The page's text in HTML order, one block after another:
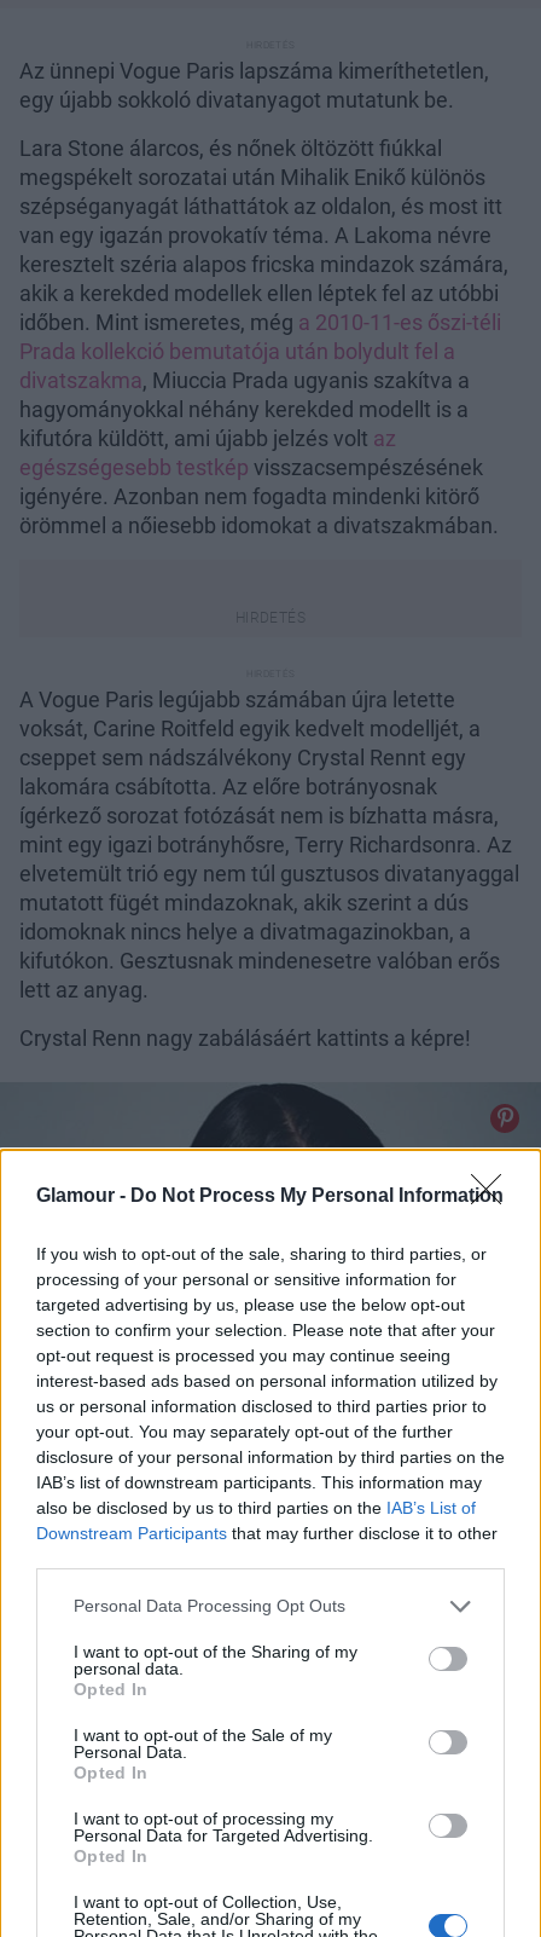
Glamour - Do Not Process My Personal Information
If you wish to opt-out of the sale, sharing to third parties, or
processing of your personal or sensitive information for
targeted advertising by us, please use the below opt-out
section to confirm your selection. Please note that after your
opt-out request is processed you may continue seeing
interest-based ads based on personal information utilized by
us or personal information disclosed to third parties prior to
your opt-out. You may separately opt-out of the further
disclosure of your personal information by third parties on the
IAB’s list of downstream participants. This information may
also be disclosed by us to third parties on the IAB’s List of
Downstream Participants that may further disclose it to other
Please note that this website/app uses one or more Google
not limited to your visit or usage behaviour. You may click to
grant or deny consent to Google and its third-party tags to
use your data for below specified purposes in below Google
consent section.
Personal Data Processing Opt Outs
I want to opt-out of the Sharing of my
personal data.
Opted In
I want to opt-out of the Sale of my
Personal Data.
Opted In
I want to opt-out of processing my
Personal Data for Targeted Advertising.
Opted In
I want to opt-out of Collection, Use,
Retention, Sale, and/or Sharing of my
Az ünnepi Vogue Paris lapszáma kimeríthetetlen,
egy újabb sokkoló divatanyagot mutatunk be.
Lara Stone álarcos, és nőnek öltözött fiúkkal
megspékelt sorozatai után Mihalik Enikő különös
szépséganyagát láthattátok az oldalon, és most itt
van egy igazán provokatív téma. A Lakoma névre
keresztelt széria alapos fricska mindazok számára,
akik a kerekded modellek ellen léptek fel az utóbbi
időben. Mint ismeretes, még a 2010-11-es őszi-téli
Prada kollekció bemutatója után bolydult fel a
divatszakma, Miuccia Prada ugyanis szakítva a
hagyományokkal néhány kerekded modellt is a
kifutóra küldött, ami újabb jelzés volt az
egészségesebb testkép visszacsempészésének
igényére. Azonban nem fogadta mindenki kitörő
örömmel a nőiesebb idomokat a divatszakmában.
A Vogue Paris legújabb számában újra letette
voksát, Carine Roitfeld egyik kedvelt modelljét, a
cseppet sem nádszálvékony Crystal Rennt egy
lakomára csábította. Az előre botrányosnak
ígérkező sorozat fotózását nem is bízhatta másra,
mint egy igazi botrányhősre, Terry Richardsonra. Az
elvetemült trió egy nem túl gusztusos divatanyaggal
mutatott fügét mindazoknak, akik szerint a dús
idomoknak nincs helye a divatmagazinokban, a
kifutókon. Gesztusnak mindenesetre valóban erős
lett az anyag.
Crystal Renn nagy zabálásáért kattints a képre!
renn-200x-d00007DF92e4ea4f1d9ef.jpg